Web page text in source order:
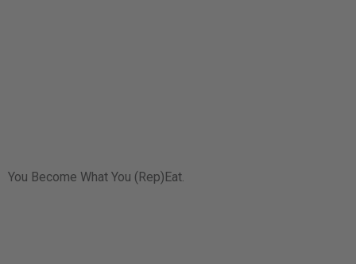
You Become What You (Rep)Eat.